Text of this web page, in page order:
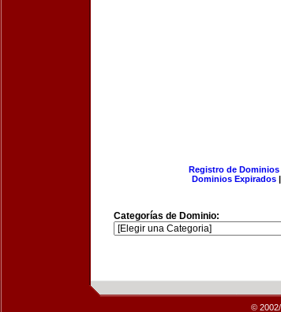
Registro de Dominios
Dominios Expirados |
Categorías de Dominio:
©